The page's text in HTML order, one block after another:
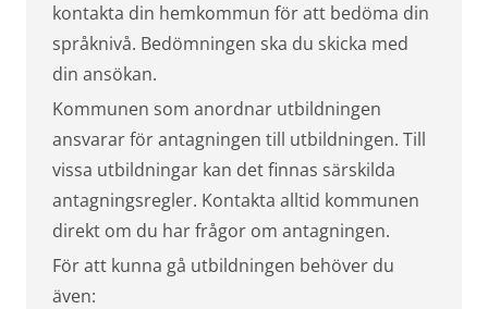
kontakta din hemkommun för att bedöma din
språknivå. Bedömningen ska du skicka med
din ansökan.
Kommunen som anordnar utbildningen
ansvarar för antagningen till utbildningen. Till
vissa utbildningar kan det finnas särskilda
antagningsregler. Kontakta alltid kommunen
direkt om du har frågor om antagningen.
För att kunna gå utbildningen behöver du
även: